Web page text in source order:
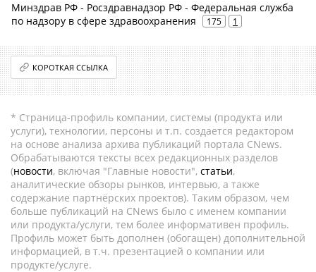
Минздрав РФ - Росздравнадзор РФ - Федеральная служба
по надзору в сфере здравоохранения
175 1
КОРОТКАЯ ССЫЛКА
* Страница-профиль компании, системы (продукта или
услуги), технологии, персоны и т.п. создается редактором
на основе анализа архива публикаций портала CNews.
Обрабатываются тексты всех редакционных разделов
(новости, включая "Главные новости", статьи,
аналитические обзоры рынков, интервью, а также
содержание партнёрских проектов). Таким образом, чем
больше публикаций на CNews было с именем компании
или продукта/услуги, тем более информативен профиль.
Профиль может быть дополнен (обогащен) дополнительной
информацией, в т.ч. презентацией о компании или
продукте/услуге.